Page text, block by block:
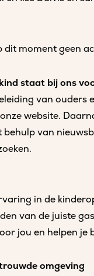
dit moment geen
staat bij ons
van
website.
van
in de
van de juiste
jou en helpen je
omgeving